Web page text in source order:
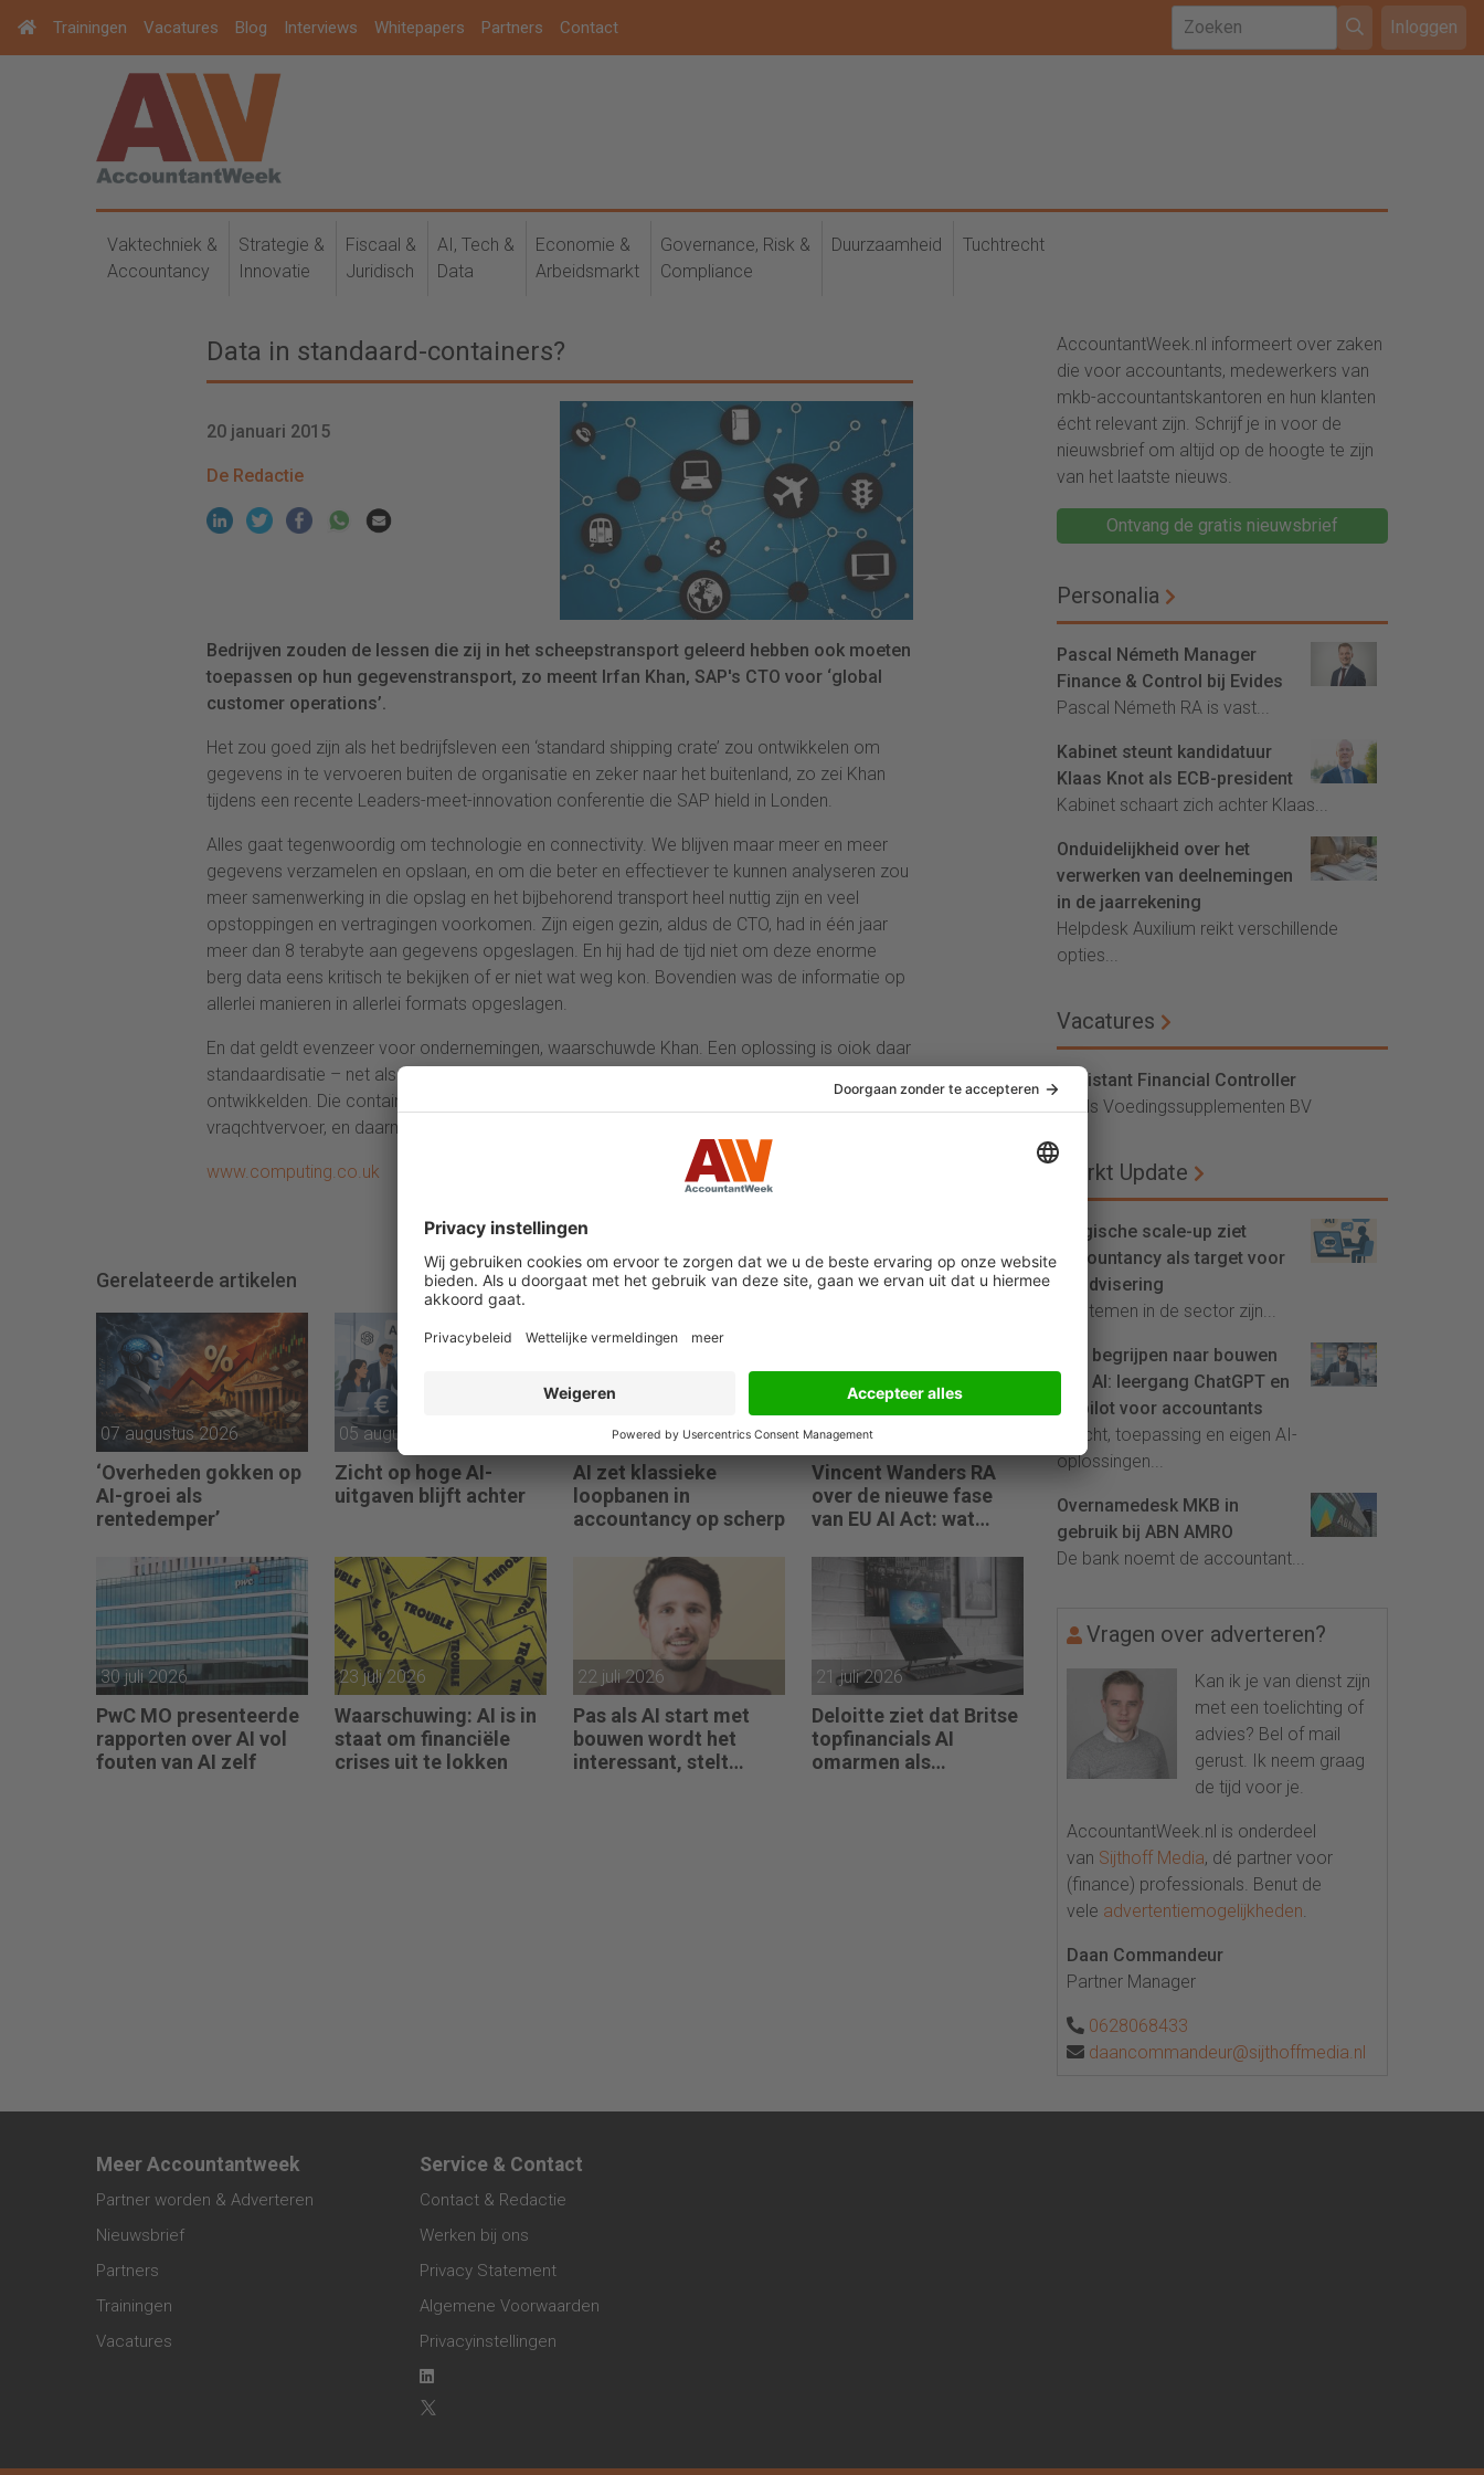
Trainingen Vacatures Blog Interviews Whitepapers Partners Contact Inloggen
Vaktechniek &
Accountancy
Strategie &
Innovatie
Fiscaal &
Juridisch
AI, Tech &
Data
Economie &
Arbeidsmarkt
Governance, Risk &
Compliance
Duurzaamheid Tuchtrecht
Data in standaard-containers?
20 januari 2015
De Redactie
Bedrijven zouden de lessen die zij in het scheepstransport geleerd hebben ook moeten
toepassen op hun gegevenstransport, zo meent Irfan Khan, SAP's CTO voor ‘global
customer operations’.
Het zou goed zijn als het bedrijfsleven een ‘standard shipping crate’ zou ontwikkelen om
gegevens in te vervoeren buiten de organisatie en zeker naar het buitenland, zo zei Khan
tijdens een recente Leaders-meet-innovation conferentie die SAP hield in Londen.
Alles gaat tegenwoordig om technologie en connectivity. We blijven maar meer en meer
gegevens verzamelen en opslaan, en om die beter en effectiever te kunnen analyseren zou
meer samenwerking in die opslag en het bijbehorend transport heel nuttig zijn en veel
opstoppingen en vertragingen voorkomen. Zijn eigen gezin, aldus de CTO, had in één jaar
meer dan 8 terabyte aan gegevens opgeslagen. En hij had de tijd niet om deze enorme
berg data eens kritisch te bekijken of er niet wat weg kon. Bovendien was de informatie op
allerlei manieren in allerlei formats opgeslagen.
En dat geldt evenzeer voor ondernemingen, waarschuwde Khan. Een oplossing is oiok daar
standaardisatie – net als destijds eind jaren ’60 toen we de ISO-containerstandaard
ontwikkelden. Die container zorgde voor een enorme groei en bloei van het monsiale
vraqchtvervoer, en daarmee van de internationale handel.
www.computing.co.uk
Gerelateerde artikelen
07 augustus 2026
‘Overheden gokken op
AI-groei als
rentedemper’
05 augustus 2026
Zicht op hoge AI-
uitgaven blijft achter
03 augustus 2026
AI zet klassieke
loopbanen in
accountancy op scherp
31 juli 2026
Vincent Wanders RA
over de nieuwe fase
van EU AI Act: wat
moeten regelen
30 juli 2026
PwC MO presenteerde
rapporten over AI vol
fouten van AI zelf
23 juli 2026
Waarschuwing: AI is in
staat om financiële
crises uit te lokken
22 juli 2026
Pas als AI start met
bouwen wordt het
interessant, stelt
21 juli 2026
Deloitte ziet dat Britse
topfinancials AI
omarmen als
AccountantWeek.nl informeert over zaken
die voor accountants, medewerkers van
mkb-accountantskantoren en hun klanten
écht relevant zijn. Schrijf je in voor de
nieuwsbrief om altijd op de hoogte te zijn
van het laatste nieuws.
Ontvang de gratis nieuwsbrief
Personalia
Pascal Németh Manager
Finance & Control bij Evides
Pascal Németh RA is vast...
Kabinet steunt kandidatuur
Klaas Knot als ECB-president
Kabinet schaart zich achter Klaas...
Onduidelijkheid over het
verwerken van deelnemingen
in de jaarrekening
Helpdesk Auxilium reikt verschillende
opties...
Vacatures
Assistant Financial Controller
Vitals Voedingssupplementen BV
Markt Update
Belgische scale-up ziet
accountancy als target voor
AI-advisering
'Systemen in de sector zijn...
Van begrijpen naar bouwen
met AI: leergang ChatGPT en
Copilot voor accountants
Inzicht, toepassing en eigen AI-
oplossingen...
Overnamedesk MKB in
gebruik bij ABN AMRO
De bank noemt de accountant...
Vragen over adverteren?
Kan ik je van dienst zijn
met een toelichting of
advies? Bel of mail
gerust. Ik neem graag
de tijd voor je.
AccountantWeek.nl is onderdeel
van Sijthoff Media, dé partner voor
(finance) professionals. Benut de
vele advertentiemogelijkheden.
Daan Commandeur
Partner Manager
0628068433
daancommandeur@sijthoffmedia.nl
Meer Accountantweek
Partner worden & Adverteren
Nieuwsbrief
Partners
Trainingen
Vacatures
Service & Contact
Contact & Redactie
Werken bij ons
Privacy Statement
Algemene Voorwaarden
Privacyinstellingen